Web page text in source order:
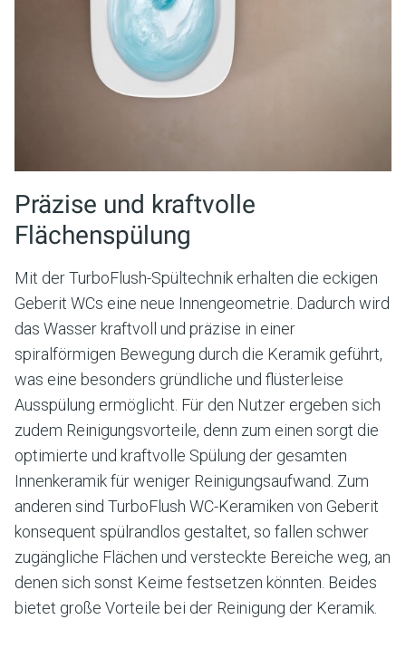
Präzise und kraftvolle
Flächenspülung
Mit der TurboFlush-Spültechnik erhalten die eckigen
Geberit WCs eine neue Innengeometrie. Dadurch wird
das Wasser kraftvoll und präzise in einer
spiralförmigen Bewegung durch die Keramik geführt,
was eine besonders gründliche und flüsterleise
Ausspülung ermöglicht. Für den Nutzer ergeben sich
zudem Reinigungsvorteile, denn zum einen sorgt die
optimierte und kraftvolle Spülung der gesamten
Innenkeramik für weniger Reinigungsaufwand. Zum
anderen sind TurboFlush WC-Keramiken von Geberit
konsequent spülrandlos gestaltet, so fallen schwer
zugängliche Flächen und versteckte Bereiche weg, an
denen sich sonst Keime festsetzen könnten. Beides
bietet große Vorteile bei der Reinigung der Keramik.